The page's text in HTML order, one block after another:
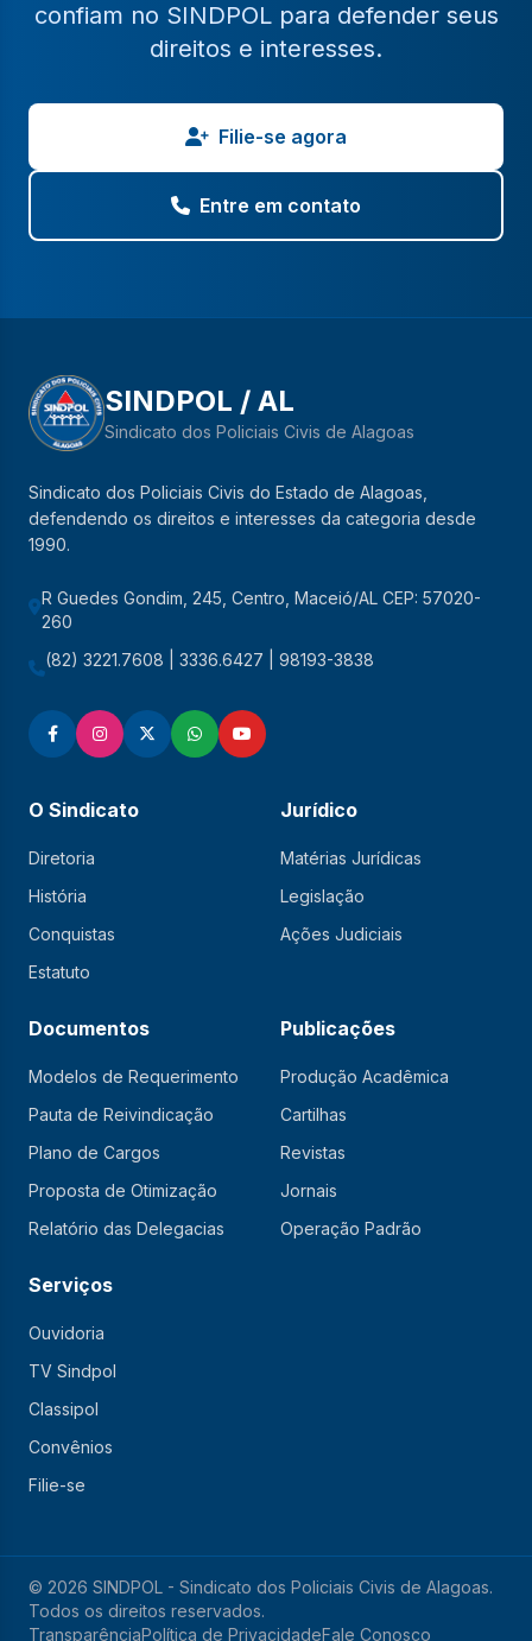
confiam no SINDPOL para defender seus
direitos e interesses.
Filie-se agora
Entre em contato
SINDPOL / AL
Sindicato dos Policiais Civis de Alagoas
Sindicato dos Policiais Civis do Estado de Alagoas,
defendendo os direitos e interesses da categoria desde
1990.
R Guedes Gondim, 245, Centro, Maceió/AL CEP: 57020-
260
(82) 3221.7608 | 3336.6427 | 98193-3838
O Sindicato
Diretoria
História
Conquistas
Estatuto
Jurídico
Matérias Jurídicas
Legislação
Ações Judiciais
Documentos
Modelos de Requerimento
Pauta de Reivindicação
Plano de Cargos
Proposta de Otimização
Relatório das Delegacias
Publicações
Produção Acadêmica
Cartilhas
Revistas
Jornais
Operação Padrão
Serviços
Ouvidoria
TV Sindpol
Classipol
Convênios
Filie-se
© 2026 SINDPOL - Sindicato dos Policiais Civis de Alagoas.
Todos os direitos reservados.
TransparênciaPolítica de PrivacidadeFale Conosco